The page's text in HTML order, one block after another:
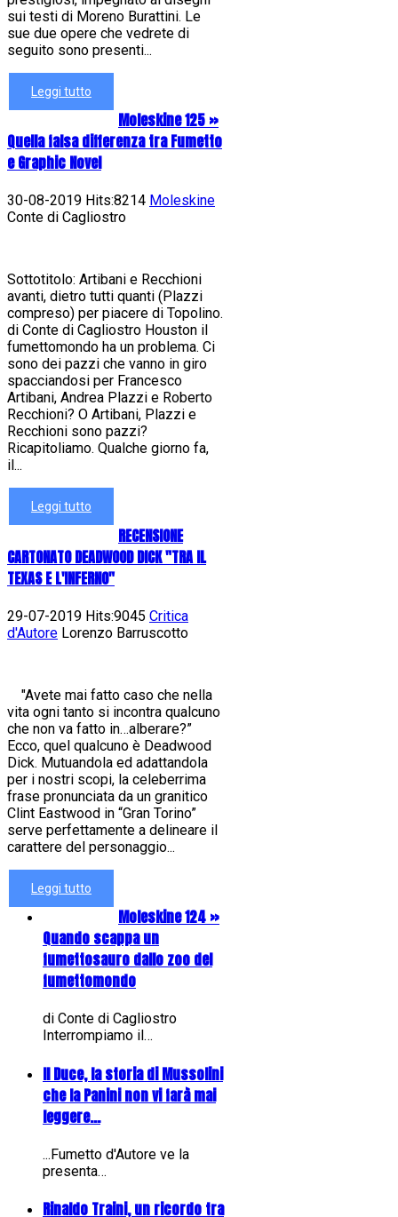
sui testi di Moreno Burattini. Le
sue due opere che vedrete di
seguito sono presenti...
Leggi tutto
Moleskine 125 »
Quella falsa differenza tra Fumetto
e Graphic Novel
30-08-2019 Hits:8214 Moleskine
Conte di Cagliostro
Sottotitolo: Artibani e Recchioni
avanti, dietro tutti quanti (Plazzi
compreso) per piacere di Topolino.
di Conte di Cagliostro Houston il
fumettomondo ha un problema. Ci
sono dei pazzi che vanno in giro
spacciandosi per Francesco
Artibani, Andrea Plazzi e Roberto
Recchioni? O Artibani, Plazzi e
Recchioni sono pazzi?
Ricapitoliamo. Qualche giorno fa,
il...
Leggi tutto
RECENSIONE
CARTONATO DEADWOOD DICK "TRA IL
TEXAS E L'INFERNO"
29-07-2019 Hits:9045 Critica
d'Autore Lorenzo Barruscotto
"Avete mai fatto caso che nella
vita ogni tanto si incontra qualcuno
che non va fatto in…alberare?”
Ecco, quel qualcuno è Deadwood
Dick. Mutuandola ed adattandola
per i nostri scopi, la celeberrima
frase pronunciata da un granitico
Clint Eastwood in “Gran Torino”
serve perfettamente a delineare il
carattere del personaggio...
Leggi tutto
Moleskine 124 »
Quando scappa un
fumettosauro dallo zoo del
fumettomondo
di Conte di Cagliostro
Interrompiamo il…
Il Duce, la storia di Mussolini
che la Panini non vi farà mai
leggere...
...Fumetto d'Autore ve la
presenta…
Rinaldo Traini, un ricordo tra